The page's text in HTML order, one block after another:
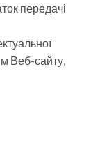
передачі
Веб-сайту,